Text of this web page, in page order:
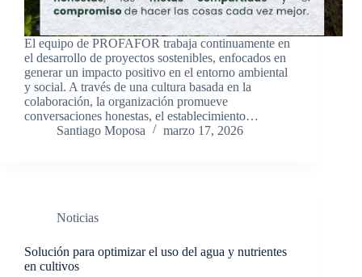
El equipo de PROFAFOR trabaja continuamente en
el desarrollo de proyectos sostenibles, enfocados en
generar un impacto positivo en el entorno ambiental
y social. A través de una cultura basada en la
colaboración, la organización promueve
conversaciones honestas, el establecimiento…
Santiago Moposa
marzo 17, 2026
Noticias
Solución para optimizar el uso del agua y nutrientes
en cultivos